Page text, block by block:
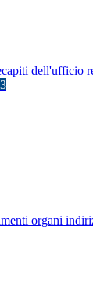
dell'ufficio
3
organi